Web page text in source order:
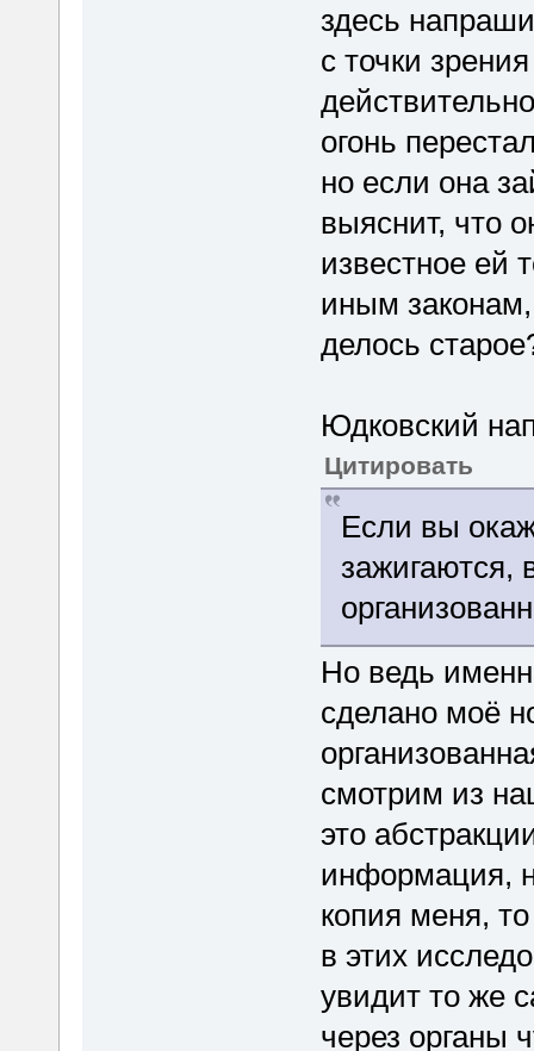
здесь
с точки
огонь
но если она
выяснит, что
известное ей
иным законам,
делось
Юдковский
Цитировать
Если вы
зажигаются,
Но ведь
сделано моё
смотрим из
это
информация,
копия меня,
в этих
увидит то же
через органы